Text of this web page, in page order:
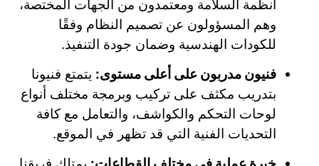
أنظمة السلامة ومعتمدون من الجهات المختصة،
وهم المسؤولون عن تصميم النظام وفقًا
للكودات الهندسية وضمان جودة التنفيذ.
فنيون مدربون على أعلى مستوى: يتمتع فنيونا
بتدريب مكثف على تركيب وبرمجة مختلف أنواع
لوحات التحكم والكواشف، والتعامل مع كافة
التحديات الفنية التي قد تظهر في الموقع.